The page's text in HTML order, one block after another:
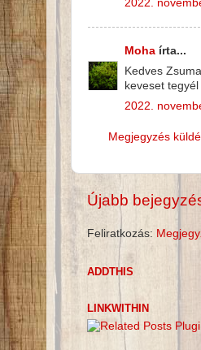
2022.
Moha írta...
Kedves
keveset
2022.
Megjegyzés
Újabb
Feliratkozás:
ADDTHIS
LINKWITHIN